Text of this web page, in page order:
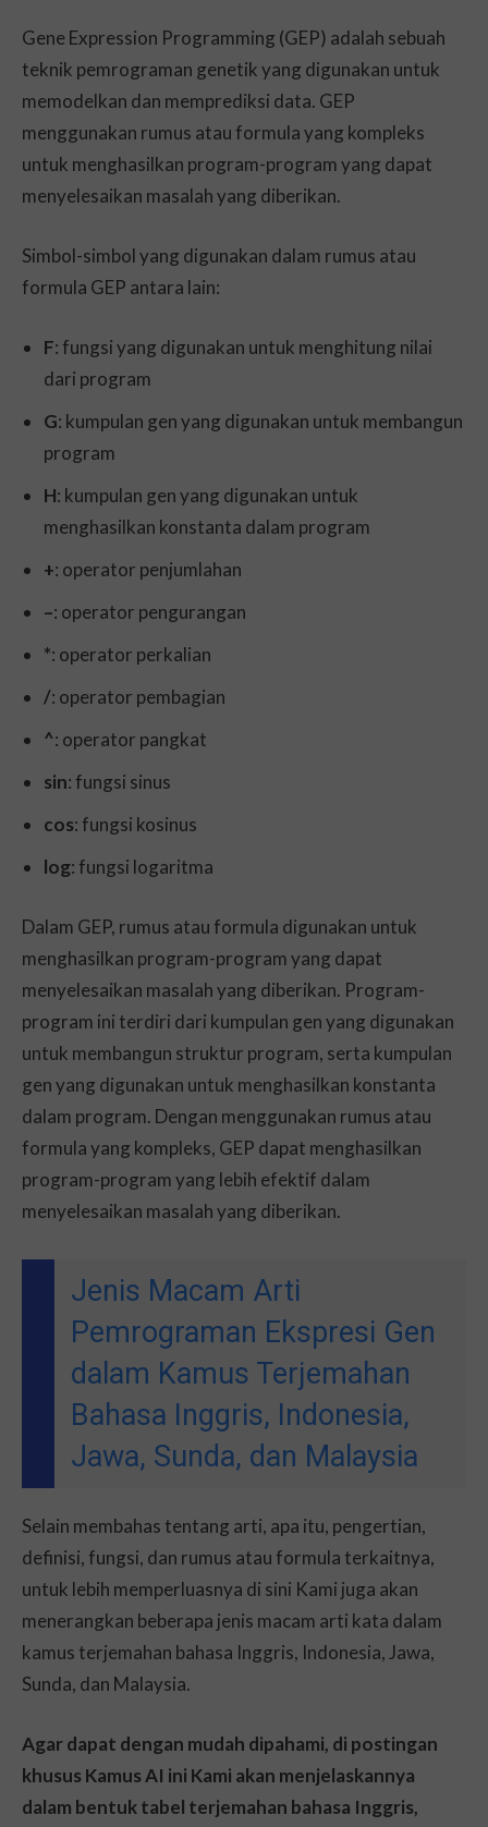
Gene Expression Programming (GEP) adalah sebuah
teknik pemrograman genetik yang digunakan untuk
memodelkan dan memprediksi data. GEP
menggunakan rumus atau formula yang kompleks
untuk menghasilkan program-program yang dapat
menyelesaikan masalah yang diberikan.
Simbol-simbol yang digunakan dalam rumus atau
formula GEP antara lain:
F: fungsi yang digunakan untuk menghitung nilai
dari program
G: kumpulan gen yang digunakan untuk membangun
program
H: kumpulan gen yang digunakan untuk
menghasilkan konstanta dalam program
+: operator penjumlahan
–: operator pengurangan
*: operator perkalian
/: operator pembagian
^: operator pangkat
sin: fungsi sinus
cos: fungsi kosinus
log: fungsi logaritma
Dalam GEP, rumus atau formula digunakan untuk
menghasilkan program-program yang dapat
menyelesaikan masalah yang diberikan. Program-
program ini terdiri dari kumpulan gen yang digunakan
untuk membangun struktur program, serta kumpulan
gen yang digunakan untuk menghasilkan konstanta
dalam program. Dengan menggunakan rumus atau
formula yang kompleks, GEP dapat menghasilkan
program-program yang lebih efektif dalam
menyelesaikan masalah yang diberikan.
Jenis Macam Arti
Pemrograman Ekspresi Gen
dalam Kamus Terjemahan
Bahasa Inggris, Indonesia,
Jawa, Sunda, dan Malaysia
Selain membahas tentang arti, apa itu, pengertian,
definisi, fungsi, dan rumus atau formula terkaitnya,
untuk lebih memperluasnya di sini Kami juga akan
menerangkan beberapa jenis macam arti kata dalam
kamus terjemahan bahasa Inggris, Indonesia, Jawa,
Sunda, dan Malaysia.
Agar dapat dengan mudah dipahami, di postingan
khusus Kamus AI ini Kami akan menjelaskannya
dalam bentuk tabel terjemahan bahasa Inggris,